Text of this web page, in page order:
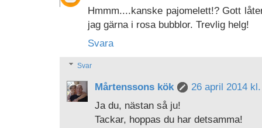
Hmmm....kanske pajomelett!? Gott
jag gärna i rosa bubblor. Trevlig helg!
Svara
Svar
Mårtenssons kök
26 april 2014
Ja du, nästan så ju!
Tackar, hoppas du har detsamma!